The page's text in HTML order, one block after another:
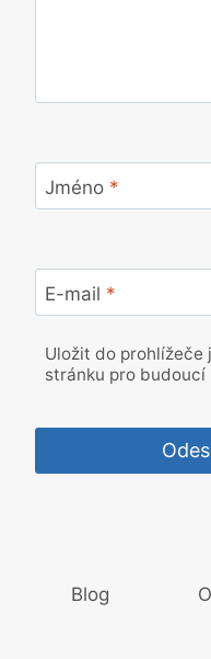
Jméno *
E-mail *
Uložit do prohlížeče
stránku pro budoucí
Blog